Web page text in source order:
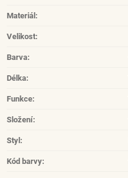
Materiál:
Velikost:
Barva:
Délka:
Funkce:
Složení:
Styl:
Kód barvy: